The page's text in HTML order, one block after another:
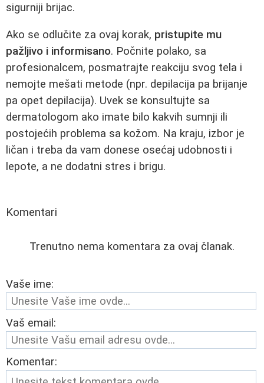
sigurniji brijac.
Ako se odlučite za ovaj korak, pristupite mu
pažljivo i informisano. Počnite polako, sa
profesionalcem, posmatrajte reakciju svog tela i
nemojte mešati metode (npr. depilacija pa brijanje
pa opet depilacija). Uvek se konsultujte sa
dermatologom ako imate bilo kakvih sumnji ili
postojećih problema sa kožom. Na kraju, izbor je
ličan i treba da vam donese osećaj udobnosti i
lepote, a ne dodatni stres i brigu.
Komentari
Trenutno nema komentara za ovaj članak.
Vaše ime:
Vaš email:
Komentar: